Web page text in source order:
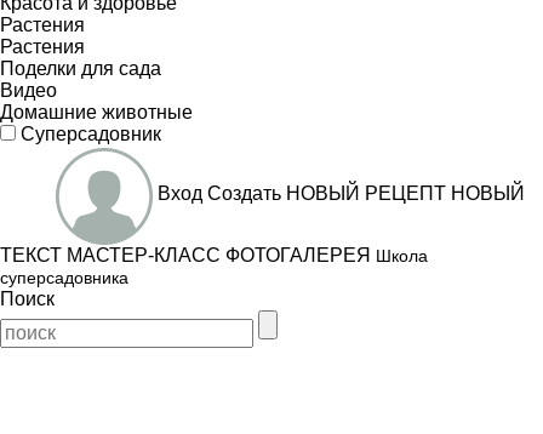
Растения
Растения
Поделки для сада
Видео
Домашние животные
Суперсадовник
Вход Создать НОВЫЙ РЕЦЕПТ НОВЫЙ
ТЕКСТ МАСТЕР-КЛАСС ФОТОГАЛЕРЕЯ Школа
суперсадовника
Поиск